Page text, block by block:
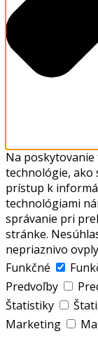
Na
technológie, ako
prístup k
technológiami
správanie pri
stránke.
nepriaznivo
Funkčné
Predvoľby
Štatistiky
Marketing